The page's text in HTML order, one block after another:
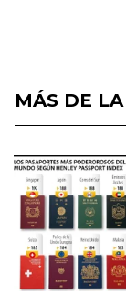
MÁS DE